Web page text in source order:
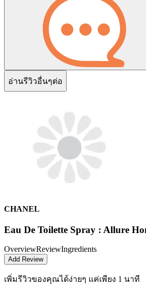
อ่านรีวิวอื่นๆต่อ
CHANEL
Eau De Toilette Spray : Allure
OverviewReviewIngredients
Add Review
เพิ่มรีวิวของคุณได้ง่ายๆ แค่เพียง 1 นาที